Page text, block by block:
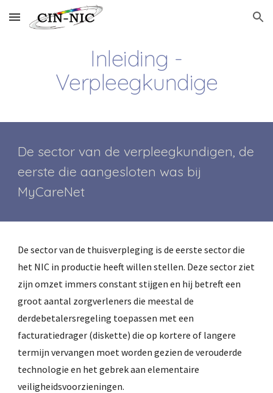
Skip to main content Skip to navigation
Inleiding -
Verpleegkundige
De sector van de verpleegkundigen, de
eerste die aangesloten was bij
MyCareNet
De sector van de thuisverpleging is de eerste sector die
het NIC in productie heeft willen stellen. Deze sector ziet
zijn omzet immers constant stijgen en hij betreft een
groot aantal zorgverleners die meestal de
derdebetalersregeling toepassen met een
facturatiedrager (diskette) die op kortere of langere
termijn vervangen moet worden gezien de verouderde
technologie en het gebrek aan elementaire
veiligheidsvoorzieningen.